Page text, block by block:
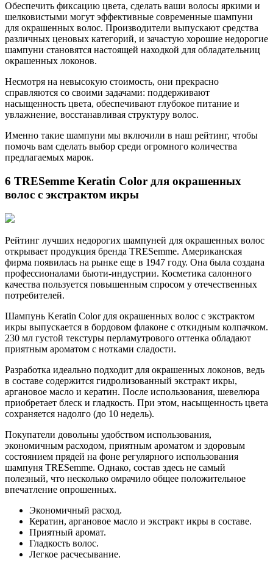
Обеспечить фиксацию цвета, сделать ваши волосы яркими и
шелковистыми могут эффективные современные шампуни
для окрашенных волос. Производители выпускают средства
различных ценовых категорий, и зачастую хорошие недорогие
шампуни становятся настоящей находкой для обладательниц
окрашенных локонов.
Несмотря на невысокую стоимость, они прекрасно
справляются со своими задачами: поддерживают
насыщенность цвета, обеспечивают глубокое питание и
увлажнение, восстанавливая структуру волос.
Именно такие шампуни мы включили в наш рейтинг, чтобы
помочь вам сделать выбор среди огромного количества
предлагаемых марок.
6 TRESemme Keratin Color для окрашенных
волос с экстрактом икры
Рейтинг лучших недорогих шампуней для окрашенных волос
открывает продукция бренда TRESemme. Американская
фирма появилась на рынке еще в 1947 году. Она была создана
профессионалами бьюти-индустрии. Косметика салонного
качества пользуется повышенным спросом у отечественных
потребителей.
Шампунь Keratin Color для окрашенных волос с экстрактом
икры выпускается в бордовом флаконе с откидным колпачком.
230 мл густой текстуры перламутрового оттенка обладают
приятным ароматом с нотками сладости.
Разработка идеально подходит для окрашенных локонов, ведь
в составе содержится гидролизованный экстракт икры,
аргановое масло и кератин. После использования, шевелюра
приобретает блеск и гладкость. При этом, насыщенность цвета
сохраняется надолго (до 10 недель).
Покупатели довольны удобством использования,
экономичным расходом, приятным ароматом и здоровым
состоянием прядей на фоне регулярного использования
шампуня TRESemme. Однако, состав здесь не самый
полезный, что несколько омрачило общее положительное
впечатление опрошенных.
Экономичный расход.
Кератин, аргановое масло и экстракт икры в составе.
Приятный аромат.
Гладкость волос.
Легкое расчесывание.